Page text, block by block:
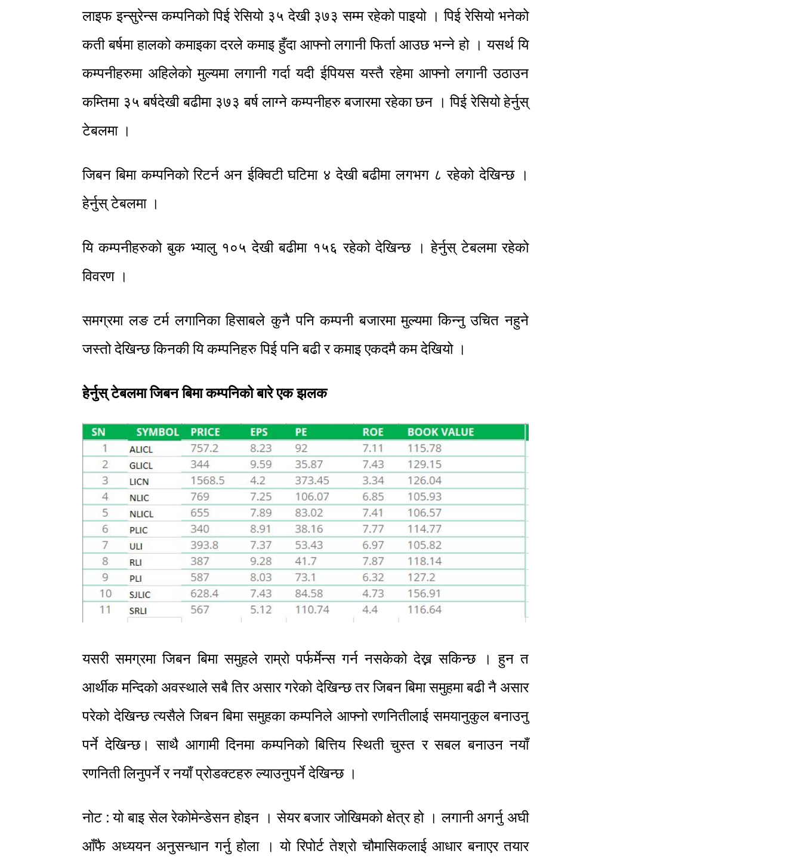
लाइफ इन्सुरेन्स कम्पनिको पिई रेसियो ३५ देखी ३७३ सम्म रहेको पाइयो । पिई रेसियो भनेको
कती बर्षमा हालको कमाइका दरले कमाइ हुँदा आफ्नो लगानी फिर्ता आउछ भन्ने हो । यसर्थ यि
कम्पनीहरुमा अहिलेको मुल्यमा लगानी गर्दा यदी ईपियस यस्तै रहेमा आफ्नो लगानी उठाउन
कम्तिमा ३५ बर्षदेखी बढीमा ३७३ बर्ष लाग्ने कम्पनीहरु बजारमा रहेका छन । पिई रेसियो हेर्नुस्
टेबलमा ।
जिबन बिमा कम्पनिको रिटर्न अन ईक्विटी घटिमा ४ देखी बढीमा लगभग ८ रहेको देखिन्छ ।
हेर्नुस् टेबलमा ।
यि कम्पनीहरुको बुक भ्यालु १०५ देखी बढीमा १५६ रहेको देखिन्छ । हेर्नुस् टेबलमा रहेको
विवरण ।
समग्रमा लङ टर्म लगानिका हिसाबले कुनै पनि कम्पनी बजारमा मुल्यमा किन्नु उचित नहुने
जस्तो देखिन्छ किनकी यि कम्पनिहरु पिई पनि बढी र कमाइ एकदमै कम देखियो ।
हेर्नुस् टेबलमा जिबन बिमा कम्पनिको बारे एक झलक
यसरी समग्रमा जिबन बिमा समुहले राम्रो पर्फर्मेन्स गर्न नसकेको देख्न सकिन्छ । हुन त
आर्थीक मन्दिको अवस्थाले सबै तिर असार गरेको देखिन्छ तर जिबन बिमा समुहमा बढी नै असार
परेको देखिन्छ त्यसैले जिबन बिमा समुहका कम्पनिले आफ्नो रणनितीलाई समयानुकुल बनाउनु
पर्ने देखिन्छ। साथै आगामी दिनमा कम्पनिको बित्तिय स्थिती चुस्त र सबल बनाउन नयाँ
रणनिती लिनुपर्ने र नयाँ प्रोडक्टहरु ल्याउनुपर्ने देखिन्छ ।
नोट : यो बाइ सेल रेकोमेन्डेसन होइन । सेयर बजार जोखिमको क्षेत्र हो । लगानी अगर्नु अघी
आँफै अध्ययन अनुसन्धान गर्नु होला । यो रिपोर्ट तेश्रो चौमासिकलाई आधार बनाएर तयार